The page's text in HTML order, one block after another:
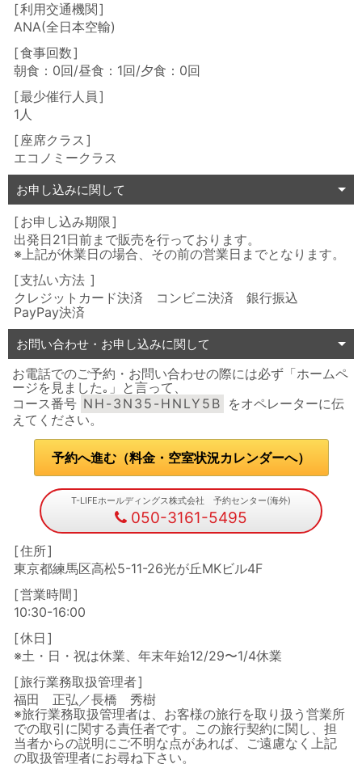
利用交通機関
ANA(全日本空輸)
食事回数
朝食：0回/昼食：1回/夕食：0回
最少催行人員
1人
座席クラス
エコノミークラス
お申し込みに関して
お申し込み期限
出発日21日前まで販売を行っております。
※上記が休業日の場合、その前の営業日までとなります。
支払い方法
クレジットカード決済 コンビニ決済 銀行振込
PayPay決済
お問い合わせ・お申し込みに関して
お電話でのご予約・お問い合わせの際には必ず「ホームペ
ージを見ました｡」と言って、
コース番号 NH-3N35-HNLY5B をオペレーターに伝
えてください。
予約へ進む（料金・空室状況カレンダーへ）
T-LIFEホールディングス株式会社 予約センター(海外)
050-3161-5495
住所
東京都練馬区高松5-11-26光が丘MKビル4F
営業時間
10:30-16:00
休日
※土・日・祝は休業、年末年始12/29〜1/4休業
旅行業務取扱管理者
福田 正弘／長橋 秀樹
※旅行業務取扱管理者は、お客様の旅行を取り扱う営業所
での取引に関する責任者です。この旅行契約に関し、担
当者からの説明にご不明な点があれば、ご遠慮なく上記
の取扱管理者にお尋ね下さい。